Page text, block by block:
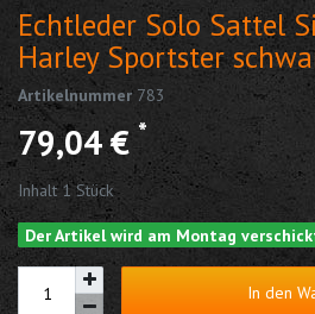
Echtleder Solo Sattel
Harley Sportster
Artikelnummer 783
79,04 € *
Inhalt1Stück
Der Artikel wird am Montag
In den